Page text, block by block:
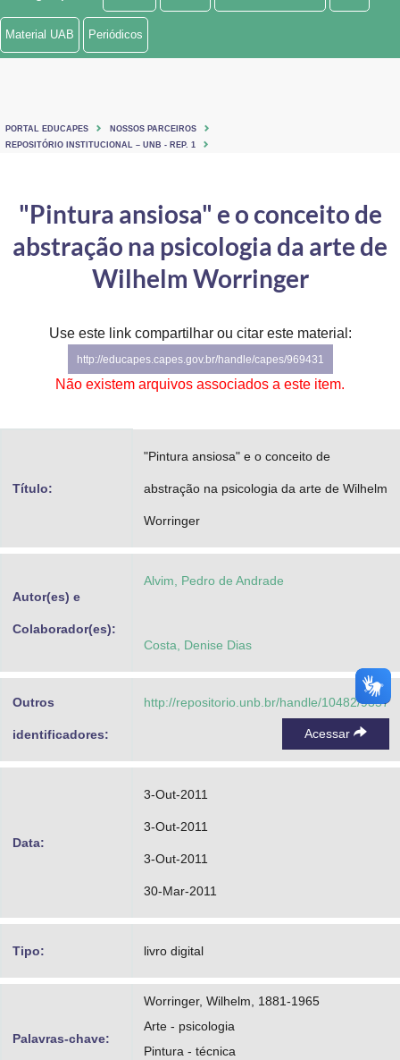
Ministério de Minas e Energia
Ministério do Turismo
Controladoria-Geral da União
Ministério da Mulher, da Família e dos Direitos Humanos
Secretaria de Governo
Gabinete de Segurança Institucional
Planalto
Material UAB Periódicos
PORTAL EDUCAPES
NOSSOS PARCEIROS
REPOSITÓRIO INSTITUCIONAL – UNB - REP. 1
"Pintura ansiosa" e o conceito de
abstração na psicologia da arte de
Wilhelm Worringer
Use este link compartilhar ou citar este material:
http://educapes.capes.gov.br/handle/capes/969431
Não existem arquivos associados a este item.
Título:
"Pintura ansiosa" e o conceito de
abstração na psicologia da arte de Wilhelm
Worringer
Autor(es) e
Colaborador(es):
Alvim, Pedro de Andrade
Costa, Denise Dias
Outros
identificadores:
http://repositorio.unb.br/handle/10482/9357
Acessar
Data:
3-Out-2011
3-Out-2011
3-Out-2011
30-Mar-2011
Tipo: livro digital
Palavras-chave:
Worringer, Wilhelm, 1881-1965
Arte - psicologia
Pintura - técnica